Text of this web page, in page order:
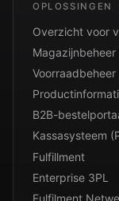
OPLOSSINGEN
Overzicht voor
Magazijnbeheer
Voorraadbeheer
B2B-
Kassasysteem
Fulfillment
Enterprise 3PL
Fulfilment